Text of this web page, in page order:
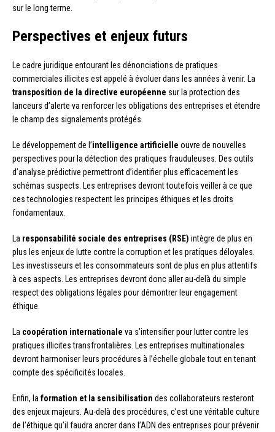
sur le long terme.
Perspectives et enjeux futurs
Le cadre juridique entourant les dénonciations de pratiques
commerciales illicites est appelé à évoluer dans les années à venir. La
transposition de la directive européenne sur la protection des
lanceurs d’alerte va renforcer les obligations des entreprises et étendre
le champ des signalements protégés.
Le développement de l’intelligence artificielle ouvre de nouvelles
perspectives pour la détection des pratiques frauduleuses. Des outils
d’analyse prédictive permettront d’identifier plus efficacement les
schémas suspects. Les entreprises devront toutefois veiller à ce que
ces technologies respectent les principes éthiques et les droits
fondamentaux.
La responsabilité sociale des entreprises (RSE) intègre de plus en
plus les enjeux de lutte contre la corruption et les pratiques déloyales.
Les investisseurs et les consommateurs sont de plus en plus attentifs
à ces aspects. Les entreprises devront donc aller au-delà du simple
respect des obligations légales pour démontrer leur engagement
éthique.
La coopération internationale va s’intensifier pour lutter contre les
pratiques illicites transfrontalières. Les entreprises multinationales
devront harmoniser leurs procédures à l’échelle globale tout en tenant
compte des spécificités locales.
Enfin, la formation et la sensibilisation des collaborateurs resteront
des enjeux majeurs. Au-delà des procédures, c’est une véritable culture
de l’éthique qu’il faudra ancrer dans l’ADN des entreprises pour prévenir